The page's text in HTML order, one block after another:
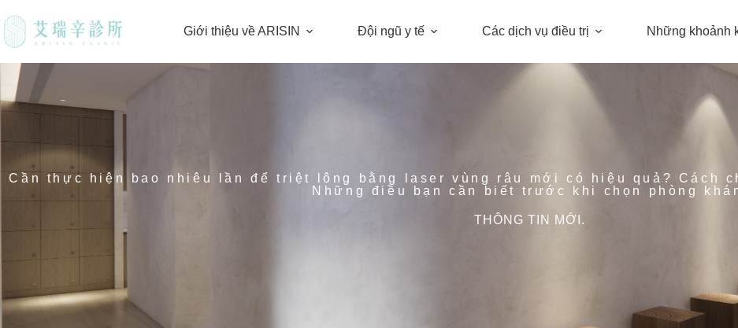
Giới thiệu về ARISIN Đội ngũ y tế Các dịch vụ điều trị Những khoảnh
Cần thực hiện bao nhiêu lần để triệt lông bằng laser vùng râu mới có hiệu quả? Cách
Những điều bạn cần biết trước khi chọn phòng
THÔNG TIN MỚI.